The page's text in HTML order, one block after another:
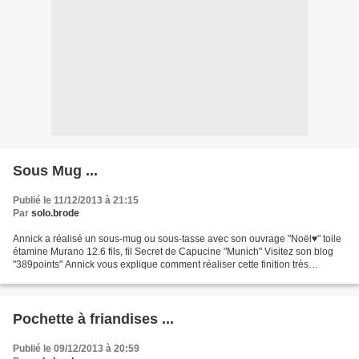
Sous Mug ...
Publié le 11/12/2013 à 21:15
Par solo.brode
Annick a réalisé un sous-mug ou sous-tasse avec son ouvrage "Noël♥" toile
étamine Murano 12.6 fils, fil Secret de Capucine "Munich" Visitez son blog
"389points" Annick vous explique comment réaliser cette finition très
Pochette à friandises ...
Publié le 09/12/2013 à 20:59